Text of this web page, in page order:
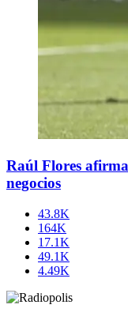
Raúl Flores
negocios
43.8K
164K
17.1K
49.1K
4.49K